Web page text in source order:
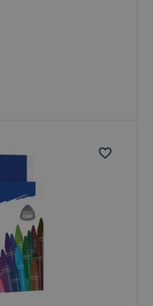
12 kusov pastelov v